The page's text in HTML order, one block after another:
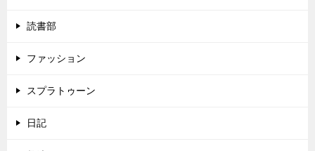
読書部
ファッション
スプラトゥーン
日記